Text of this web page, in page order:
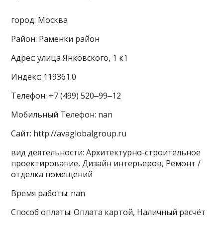
город: Москва
Район: Раменки район
Адрес: улица Янковского, 1 к1
Индекс: 119361.0
Телефон: +7 (499) 520‒99‒12
Мобильный Телефон: nan
Сайт: http://avaglobalgroup.ru
вид деятельности: Архитектурно-строительное
проектирование, Дизайн интерьеров, Ремонт /
отделка помещений
Время работы: nan
Способ оплаты: Оплата картой, Наличный расчёт